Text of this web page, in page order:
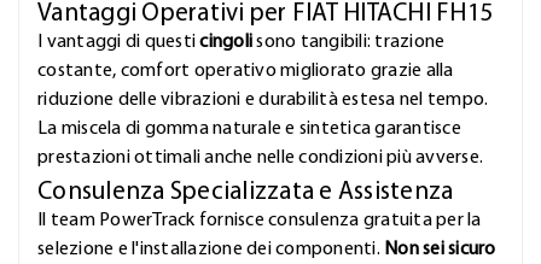
Vantaggi Operativi per FIAT HITACHI FH15
I vantaggi di questicingolisono tangibili: trazione
costante, comfort operativo migliorato grazie alla
riduzione delle vibrazioni e durabilità estesa nel tempo.
La miscela di gomma naturale e sintetica garantisce
prestazioni ottimali anche nelle condizioni più avverse.
Consulenza Specializzata e Assistenza
Il team PowerTrack fornisce consulenza gratuita per la
selezione e l'installazione dei componenti. Non sei sicuro